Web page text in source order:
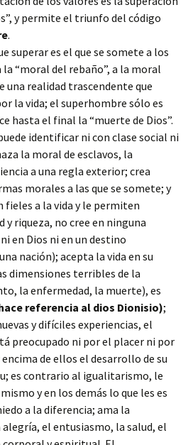
y permite el triunfo del código
.
superar es el que se somete a los
“moral del rebaño”, a la moral
una realidad trascendente que
la vida; el superhombre sólo es
hasta el final la “muerte de Dios”.
identificar ni con clase social ni
la moral de esclavos, la
a una regla exterior; crea
morales a las que se somete; y
fieles a la vida y le permiten
y riqueza, no cree en ninguna
en Dios ni en un destino
nación); acepta la vida en su
dimensiones terribles de la
la enfermedad, la muerte), es
referencia al dios Dionisio);
y difíciles experiencias, el
preocupado ni por el placer ni por
de ellos el desarrollo de su
es contrario al igualitarismo, le
y en los demás lo que les es
a la diferencia; ama la
el entusiasmo, la salud, el